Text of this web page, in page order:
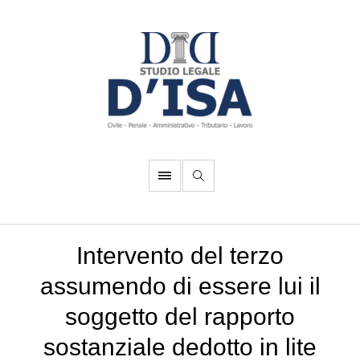
Intervento del terzo
assumendo di essere lui il
soggetto del rapporto
sostanziale dedotto in lite